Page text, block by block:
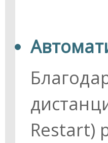
Restart)